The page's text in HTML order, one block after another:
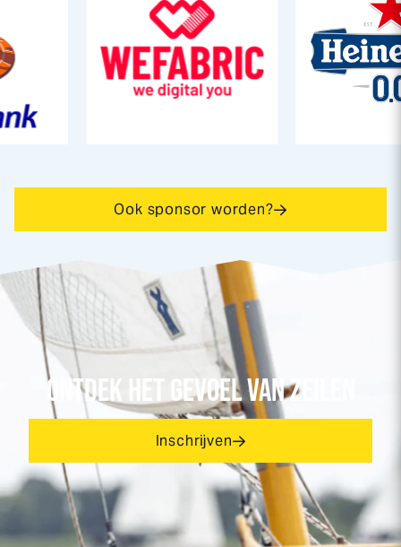
Ook sponsor worden?
ONTDEK HET GEVOEL VAN ZEILEN
Inschrijven